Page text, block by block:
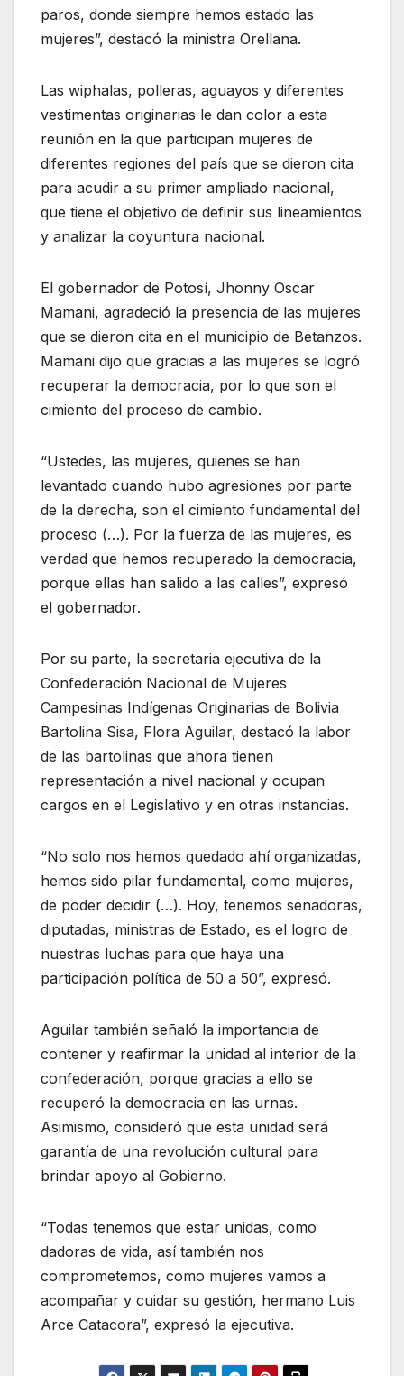
paros, donde siempre hemos estado las
mujeres”, destacó la ministra Orellana.
Las wiphalas, polleras, aguayos y diferentes
vestimentas originarias le dan color a esta
reunión en la que participan mujeres de
diferentes regiones del país que se dieron cita
para acudir a su primer ampliado nacional,
que tiene el objetivo de definir sus lineamientos
y analizar la coyuntura nacional.
El gobernador de Potosí, Jhonny Oscar
Mamani, agradeció la presencia de las mujeres
que se dieron cita en el municipio de Betanzos.
Mamani dijo que gracias a las mujeres se logró
recuperar la democracia, por lo que son el
cimiento del proceso de cambio.
“Ustedes, las mujeres, quienes se han
levantado cuando hubo agresiones por parte
de la derecha, son el cimiento fundamental del
proceso (…). Por la fuerza de las mujeres, es
verdad que hemos recuperado la democracia,
porque ellas han salido a las calles”, expresó
el gobernador.
Por su parte, la secretaria ejecutiva de la
Confederación Nacional de Mujeres
Campesinas Indígenas Originarias de Bolivia
Bartolina Sisa, Flora Aguilar, destacó la labor
de las bartolinas que ahora tienen
representación a nivel nacional y ocupan
cargos en el Legislativo y en otras instancias.
“No solo nos hemos quedado ahí organizadas,
hemos sido pilar fundamental, como mujeres,
de poder decidir (…). Hoy, tenemos senadoras,
diputadas, ministras de Estado, es el logro de
nuestras luchas para que haya una
participación política de 50 a 50”, expresó.
Aguilar también señaló la importancia de
contener y reafirmar la unidad al interior de la
confederación, porque gracias a ello se
recuperó la democracia en las urnas.
Asimismo, consideró que esta unidad será
garantía de una revolución cultural para
brindar apoyo al Gobierno.
“Todas tenemos que estar unidas, como
dadoras de vida, así también nos
comprometemos, como mujeres vamos a
acompañar y cuidar su gestión, hermano Luis
Arce Catacora”, expresó la ejecutiva.